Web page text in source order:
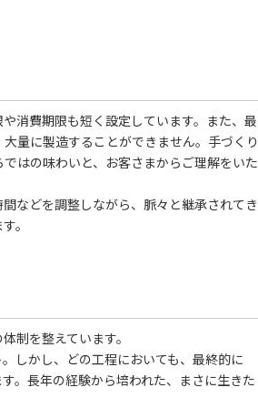
消費期限も短く設定しています。また、最
量に製造することができません。手づくり
はの味わいと、お客さまからご理解をいた
などを調整しながら、脈々と継承されてき
。
制を整えています。
しかし、どの工程においても、最終的に
。長年の経験から培われた、まさに生きた